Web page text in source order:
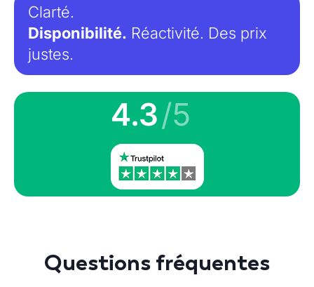
Clarté.
Disponibilité. Réactivité. Des prix
justes.
4.3/5
Questions fréquentes